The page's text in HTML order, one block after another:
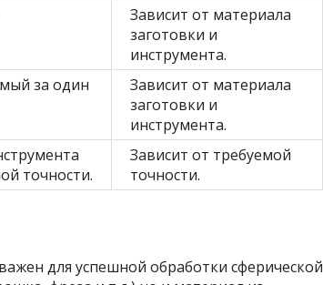
Зависит от материала
заготовки и
инструмента.
за один
Зависит от материала
заготовки и
инструмента.
точности.
Зависит от требуемой
точности.
для успешной обработки сферической